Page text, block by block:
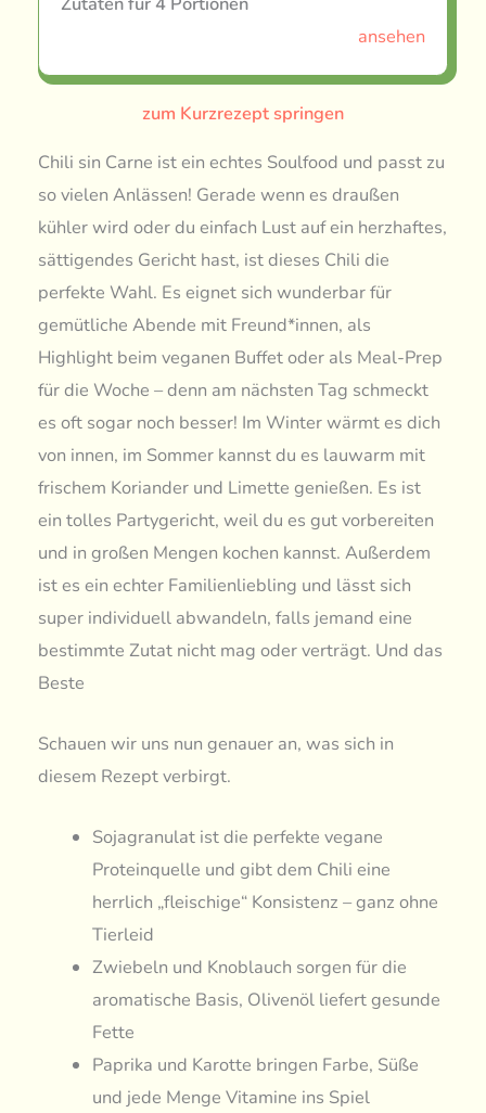
ansehen
zum Kurzrezept springen
Chili sin Carne ist ein echtes Soulfood und passt zu
so vielen Anlässen! Gerade wenn es draußen
kühler wird oder du einfach Lust auf ein herzhaftes,
sättigendes Gericht hast, ist dieses Chili die
perfekte Wahl. Es eignet sich wunderbar für
gemütliche Abende mit Freund*innen, als
Highlight beim veganen Buffet oder als Meal-Prep
für die Woche – denn am nächsten Tag schmeckt
es oft sogar noch besser! Im Winter wärmt es dich
von innen, im Sommer kannst du es lauwarm mit
frischem Koriander und Limette genießen. Es ist
ein tolles Partygericht, weil du es gut vorbereiten
und in großen Mengen kochen kannst. Außerdem
ist es ein echter Familienliebling und lässt sich
super individuell abwandeln, falls jemand eine
bestimmte Zutat nicht mag oder verträgt. Und das
Beste
Schauen wir uns nun genauer an, was sich in
diesem Rezept verbirgt.
Sojagranulat ist die perfekte vegane
Proteinquelle und gibt dem Chili eine
herrlich „fleischige“ Konsistenz – ganz ohne
Tierleid
Zwiebeln und Knoblauch sorgen für die
aromatische Basis, Olivenöl liefert gesunde
Fette
Paprika und Karotte bringen Farbe, Süße
und jede Menge Vitamine ins Spiel